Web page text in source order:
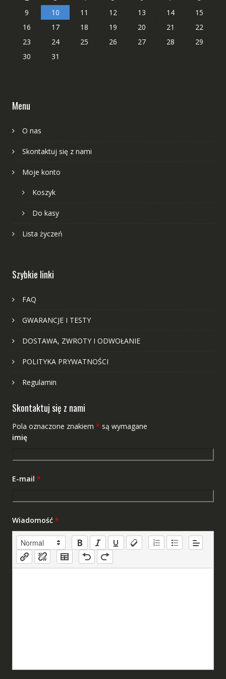
9
10 11 12 13 14
15
16
17 18 19 20 21
22
23
24 25 26 27 28
29
30
31
Menu
O nas
Skontaktuj się z nami
Moje konto
Koszyk
Do kasy
Lista życzeń
Szybkie linki
FAQ
GWARANCJE I TESTY
DOSTAWA, ZWROTY I ODWOŁANIE
POLITYKA PRYWATNOŚCI
Regulamin
Skontaktuj się z nami
Pola oznaczone znakiem * są wymagane
imię
E-mail *
Wiadomość *